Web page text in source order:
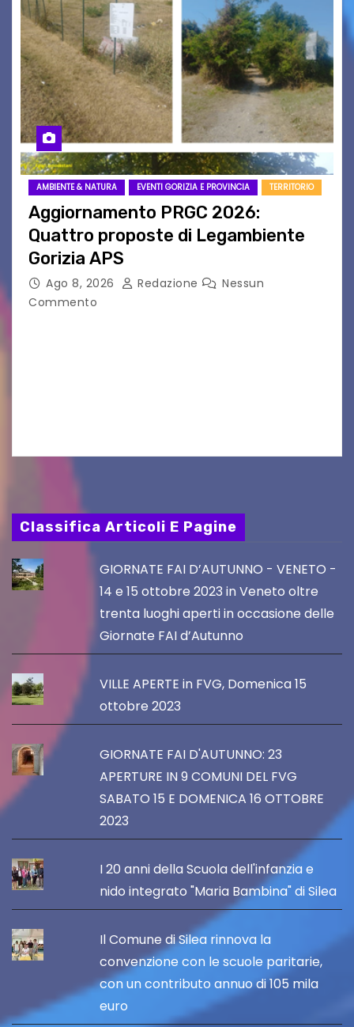
AMBIENTE & NATURA EVENTI GORIZIA E PROVINCIA TERRITORIO
Aggiornamento PRGC 2026:
Quattro proposte di Legambiente
Gorizia APS
Ago 8, 2026 Redazione
Nessun
Commento
Classifica Articoli E Pagine
GIORNATE FAI D’AUTUNNO - VENETO -
14 e 15 ottobre 2023 in Veneto oltre
trenta luoghi aperti in occasione delle
Giornate FAI d’Autunno
VILLE APERTE in FVG, Domenica 15
ottobre 2023
GIORNATE FAI D'AUTUNNO: 23
APERTURE IN 9 COMUNI DEL FVG
SABATO 15 E DOMENICA 16 OTTOBRE
2023
I 20 anni della Scuola dell'infanzia e
nido integrato "Maria Bambina" di Silea
Il Comune di Silea rinnova la
convenzione con le scuole paritarie,
con un contributo annuo di 105 mila
euro